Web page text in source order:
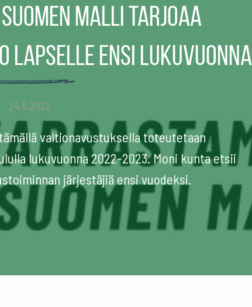
malli tarjoaa
lapselle ensi lukuvuonna
24.5.2022
valtionavustuksella toteutetaan
lukuvuonna 2022-2023. Moni kunta etsii
järjestäjiä ensi vuodeksi.